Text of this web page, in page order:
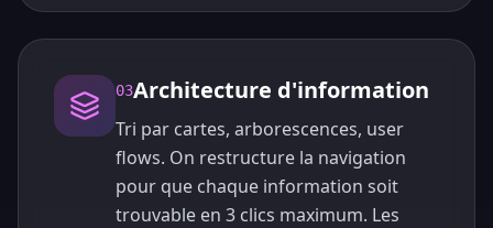
03Architecture d'information
Tri par cartes, arborescences, user
flows. On restructure la navigation
pour que chaque information soit
trouvable en 3 clics maximum. Les